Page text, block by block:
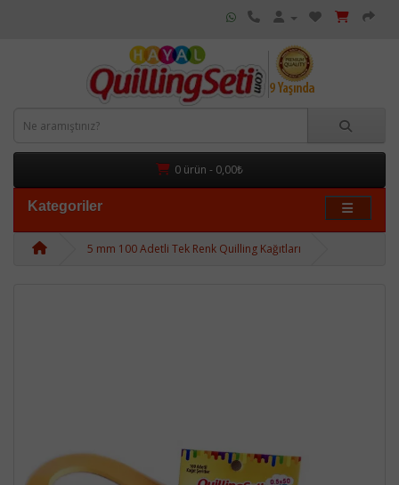
0 ürün - 0,00₺
Kategoriler
5 mm 100 Adetli Tek Renk Quilling Kağıtları